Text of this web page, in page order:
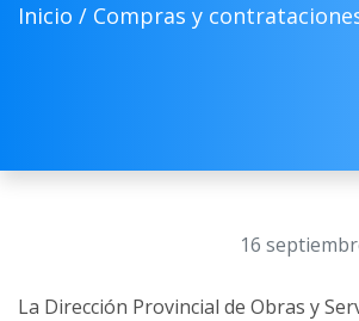
Inicio / Compras y
16
La Dirección Provincial de Obras y